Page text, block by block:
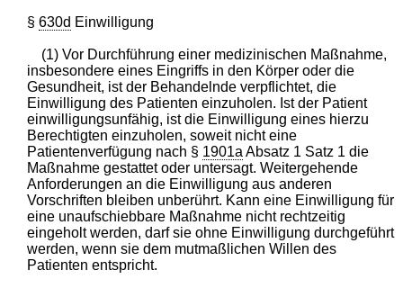
§630d Einwilligung
(1) Vor Durchführung einer medizinischen Maßnahme,
insbesondere eines Eingriffs in den Körper oder die
Gesundheit, ist der Behandelnde verpflichtet, die
Einwilligung des Patienten einzuholen. Ist der Patient
einwilligungsunfähig, ist die Einwilligung eines hierzu
Berechtigten einzuholen, soweit nicht eine
Patientenverfügung nach § 1901a Absatz 1 Satz 1 die
Maßnahme gestattet oder untersagt. Weitergehende
Anforderungen an die Einwilligung aus anderen
Vorschriften bleiben unberührt. Kann eine Einwilligung für
eine unaufschiebbare Maßnahme nicht rechtzeitig
eingeholt werden, darf sie ohne Einwilligung durchgeführt
werden, wenn sie dem mutmaßlichen Willen des
Patienten entspricht.